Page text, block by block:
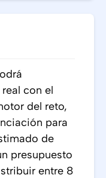
con el
del reto,
para
de
presupuesto
entre 8